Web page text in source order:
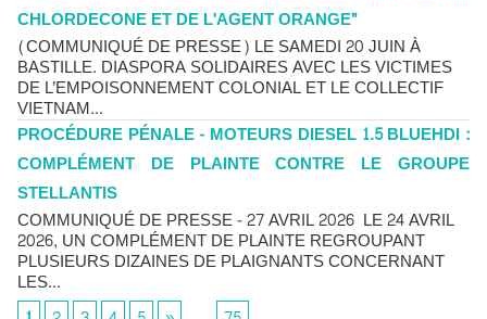
CHLORDECONE ET DE L'AGENT ORANGE"
(COMMUNIQUÉ DE PRESSE) LE SAMEDI 20 JUIN À
BASTILLE. DIASPORA SOLIDAIRES AVEC LES VICTIMES
DE L’EMPOISONNEMENT COLONIAL ET LE COLLECTIF
VIETNAM...
PROCÉDURE PÉNALE - MOTEURS DIESEL 1.5 BLUEHDI :
COMPLÉMENT DE PLAINTE CONTRE LE GROUPE
STELLANTIS
COMMUNIQUÉ DE PRESSE - 27 AVRIL 2026 LE 24 AVRIL
2026, UN COMPLÉMENT DE PLAINTE REGROUPANT
PLUSIEURS DIZAINES DE PLAIGNANTS CONCERNANT
LES...